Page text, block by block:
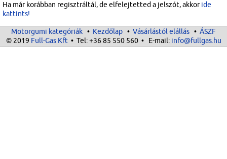
Ha már korábban regisztráltál, de elfelejtetted a jelszót, akkoride
kattints!
Motorgumi kategóriák • Kezdőlap • Vásárlástól elállás • ÁSZF
© 2019 Full-Gas Kft• Tel:+36 85 550 560• E-mail: info@fullgas.hu